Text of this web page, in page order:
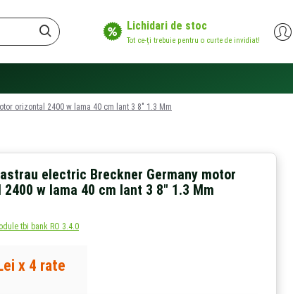
Lichidari de stoc
Tot ce-ți trebuie pentru o curte de invidiat!
orizontal 2400 w lama 40 cm lant 3 8" 1.3 Mm
electric Breckner Germany motor
w lama 40 cm lant 3 8" 1.3 Mm
x 4 rate